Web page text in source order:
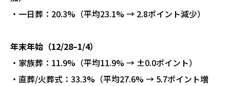
・一日葬：20.3%（平均23.1% → 2.8ポイント減少）
年末年始（12/28–1/4）
・家族葬：11.9%（平均11.9% → ±0.0ポイント）
・直葬/火葬式：33.3%（平均27.6% → 5.7ポイント増